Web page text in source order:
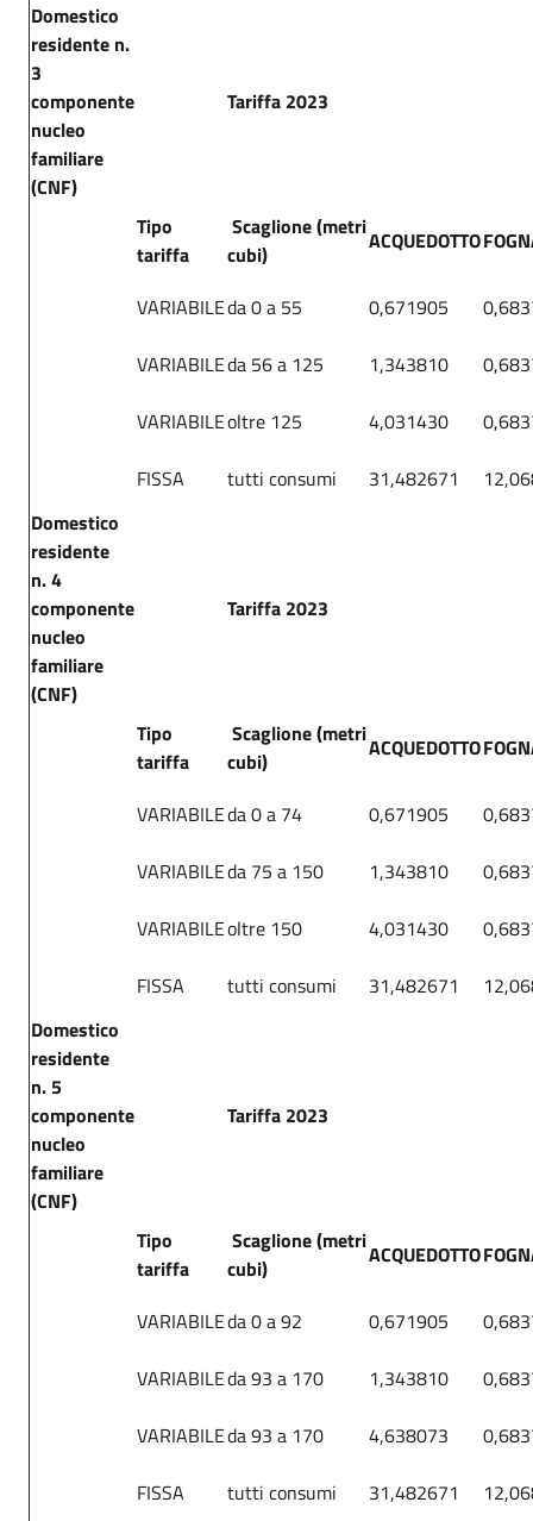
Domestico
residente n.
3
componente
nucleo
familiare
(CNF)
Tariffa 2023
Tipo
tariffa
Scaglione (metri
cubi)
ACQUEDOTTO
VARIABILEda 0 a 55 0,671905
VARIABILEda 56 a 125 1,343810
VARIABILEoltre 125 4,031430
FISSA
tutti consumi 31,482671
Domestico
residente
n. 4
componente
nucleo
familiare
(CNF)
Tariffa 2023
Tipo
tariffa
Scaglione (metri
cubi)
ACQUEDOTTO
VARIABILEda 0 a 74 0,671905
VARIABILEda 75 a 150 1,343810
VARIABILEoltre 150 4,031430
FISSA
tutti consumi 31,482671
Domestico
residente
n. 5
componente
nucleo
familiare
(CNF)
Tariffa 2023
Tipo
tariffa
Scaglione (metri
cubi)
ACQUEDOTTO
VARIABILEda 0 a 92 0,671905
VARIABILEda 93 a 170 1,343810
VARIABILEda 93 a 170 4,638073
FISSA
tutti consumi 31,482671